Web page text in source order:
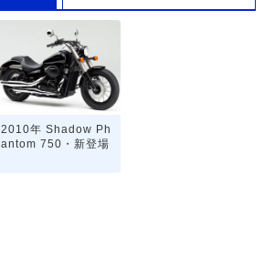
2010年 Shadow Ph
antom 750・新登場